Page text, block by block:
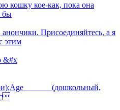
кошку кое-как, пока она
бы
Присоединяйтесь, а я
этим
&#x